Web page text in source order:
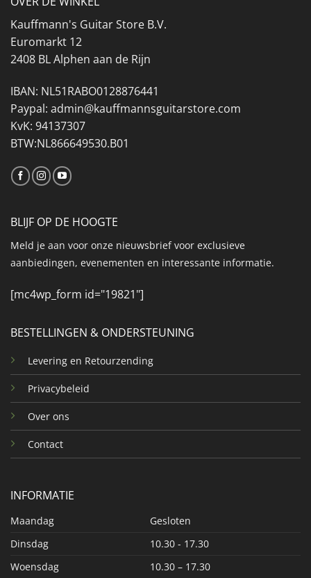
Kauffmann's Guitar Store B.V.
Euromarkt 12
2408 BL Alphen aan de Rijn
IBAN: NL51RABO0128876441
Paypal: admin@kauffmannsguitarstore.com
KvK: 94137307
BTW:NL866649530.B01
BESTELLINGEN & ONDERSTEUNING
Levering en Retourzending
Privacybeleid
Over ons
Contact
INFORMATIE
Maandag
Gesloten
Dinsdag
10.30 - 17.30
Woensdag
10.30 – 17.30
BLIJF OP DE HOOGTE
Meld je aan voor onze nieuwsbrief voor exclusieve
aanbiedingen, evenementen en interessante informatie.
[mc4wp_form id="19821"]